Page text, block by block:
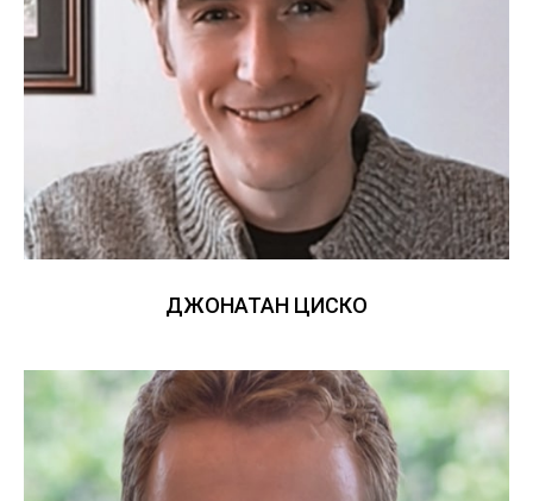
ДЖОНАТАН ЦИСКО